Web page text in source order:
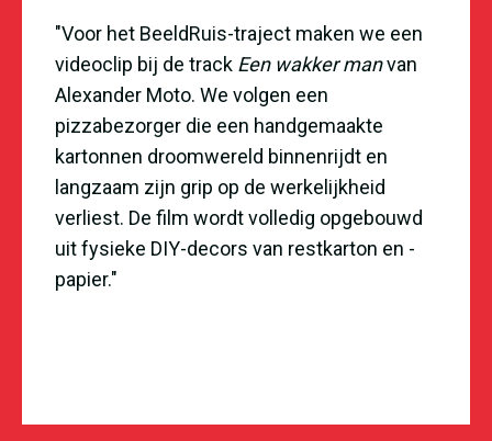
"Voor het BeeldRuis-traject maken we een
videoclip bij de track Een wakker manvan
Alexander Moto. We volgen een
pizzabezorger die een handgemaakte
kartonnen droomwereld binnenrijdt en
langzaam zijn grip op de werkelijkheid
verliest. De film wordt volledig opgebouwd
uit fysieke DIY-decors van restkarton en -
papier."